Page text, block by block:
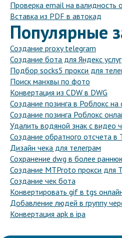
Проверка email на валидность
Вставка из PDF в автокад
Популярные
Создание proxy telegram
Создание бота для Яндекс услуг
Подбор socks5 прокси для
Поиск манхвы по фото
Конвертация из CDW в DWG
Создание позинга в Роблокс на
Создание позинга Роблокс
Удалить водяной знак с видео
Создание обратного отсчета в
Дизайн чека для телеграм
Сохранение dwg в более
Создание MTProto прокси для
Создание чек бота
Конвертировать gif в tgs
Добавление людей в группу
Конвертация apk в ipa